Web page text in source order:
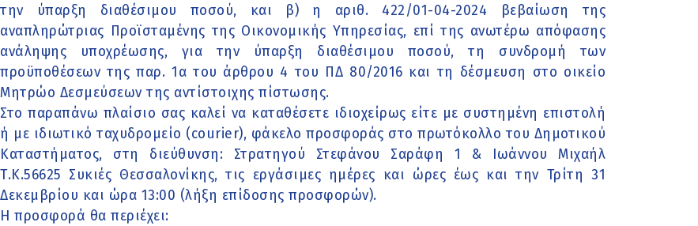
την ύπαρξη διαθέσιμου ποσού, και β) η αριθ. 422/01-04-2024 βεβαίωση της
αναπληρώτριας Προϊσταμένης της Οικονομικής Υπηρεσίας, επί της ανωτέρω απόφασης
ανάληψης υποχρέωσης, για την ύπαρξη διαθέσιμου ποσού, τη συνδρομή των
προϋποθέσεων της παρ. 1α του άρθρου 4 του ΠΔ 80/2016 και τη δέσμευση στο οικείο
Μητρώο Δεσμεύσεων της αντίστοιχης πίστωσης.
Στο παραπάνω πλαίσιο σας καλεί να καταθέσετε ιδιοχείρως είτε με συστημένη επιστολή
ή με ιδιωτικό ταχυδρομείο (courier), φάκελο προσφοράς στο πρωτόκολλο του Δημοτικού
Καταστήματος, στη διεύθυνση: Στρατηγού Στεφάνου Σαράφη 1 & Ιωάννου Μιχαήλ
Τ.Κ.56625 Συκιές Θεσσαλονίκης, τις εργάσιμες ημέρες και ώρες έως και την Τρίτη 31
Δεκεμβρίου και ώρα 13:00 (λήξη επίδοσης προσφορών).
Η προσφορά θα περιέχει: